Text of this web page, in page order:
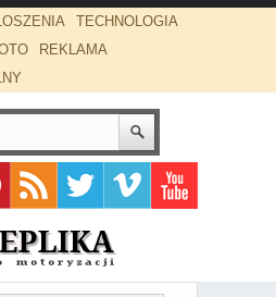
TECHNOLOGIA
REKLAMA